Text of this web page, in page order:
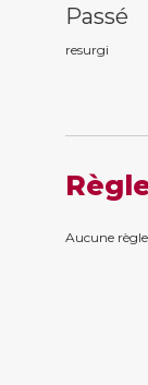
Passé
resurgi
Aucune